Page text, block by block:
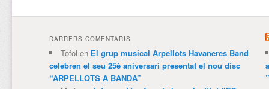
DARRERS COMENTARIS
Tofol en El grup musical Arpellots Havaneres Band
celebren el seu 25è aniversari presentat el nou disc
“ARPELLOTS A BANDA”
”